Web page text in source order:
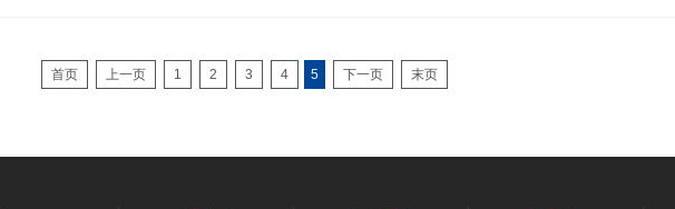
首页 上一页 1 2 3 4 5 下一页 末页